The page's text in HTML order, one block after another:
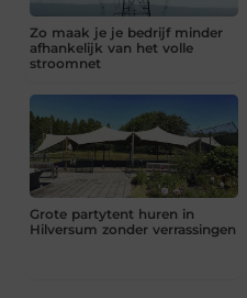
Zo maak je je bedrijf minder
afhankelijk van het volle
stroomnet
Grote partytent huren in
Hilversum zonder verrassingen